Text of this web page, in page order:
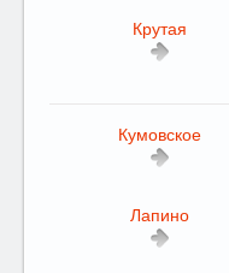
Крутая
Кумовское
Лапино